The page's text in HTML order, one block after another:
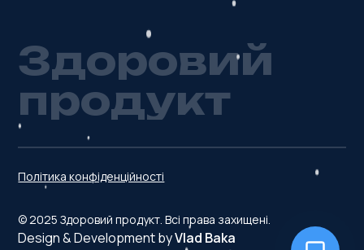
Здоровий
продукт
Політика конфіденційності
© 2025 Здоровий продукт. Всі права захищені.
Design & Development byVlad Baka